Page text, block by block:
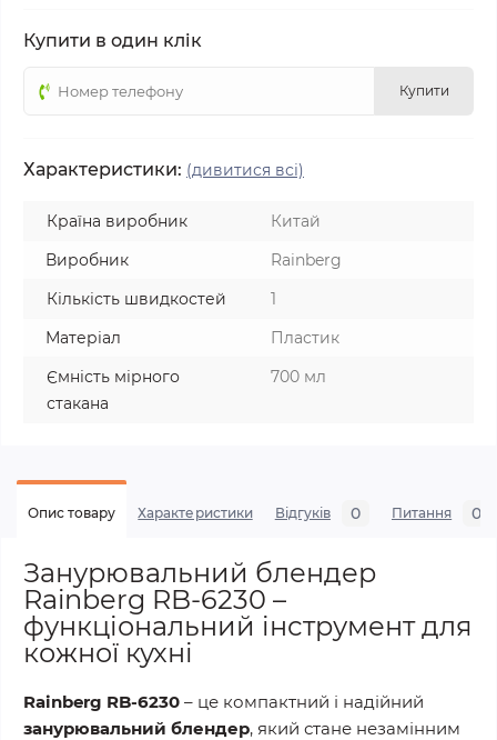
Купити в один клік
Купити
Характеристики: (дивитися всі)
Країна виробник
Китай
Виробник
Rainberg
Кількість швидкостей
1
Матеріал
Пластик
Ємність мірного
стакана
700 мл
Опис товару Характеристики Відгуків 0 Питання 0
Занурювальний блендер
Rainberg RB-6230 –
функціональний інструмент для
кожної кухні
Rainberg RB-6230 – це компактний і надійний
занурювальний блендер, який стане незамінним